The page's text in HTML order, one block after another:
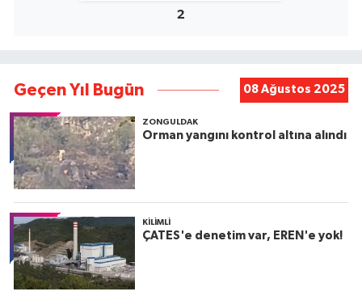
2
Geçen Yıl Bugün 08 Ağustos 2025
ZONGULDAK
Orman yangını kontrol altına alındı
KILIMLI
ÇATES'e denetim var, EREN'e yok!